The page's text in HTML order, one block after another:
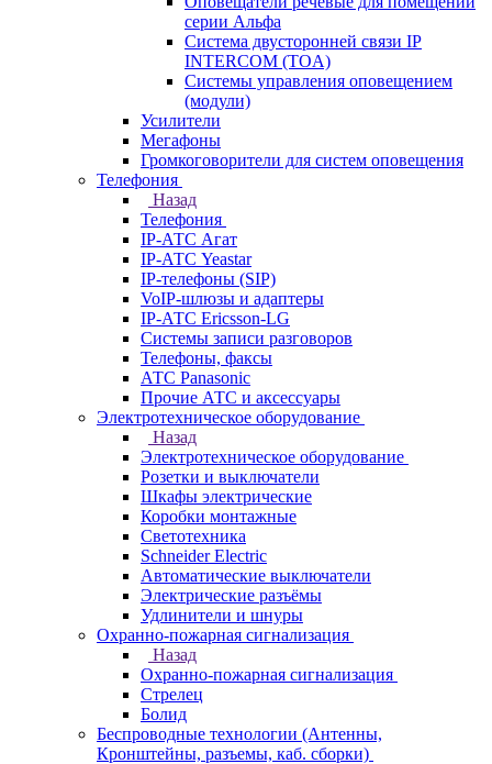
серии Альфа
Система двусторонней связи IP
INTERCOM (TOA)
Системы управления оповещением
(модули)
Усилители
Мегафоны
Громкоговорители для систем оповещения
Телефония
Назад
Телефония
IP-АТС Агат
IP-АТС Yeastar
IP-телефоны (SIP)
VoIP-шлюзы и адаптеры
IP-АТС Ericsson-LG
Системы записи разговоров
Телефоны, факсы
АТС Panasonic
Прочие АТС и аксессуары
Электротехническое оборудование
Назад
Электротехническое оборудование
Розетки и выключатели
Шкафы электрические
Коробки монтажные
Светотехника
Schneider Electric
Автоматические выключатели
Электрические разъёмы
Удлинители и шнуры
Охранно-пожарная сигнализация
Назад
Охранно-пожарная сигнализация
Стрелец
Болид
Беспроводные технологии (Антенны,
Кронштейны, разъемы, каб. сборки)